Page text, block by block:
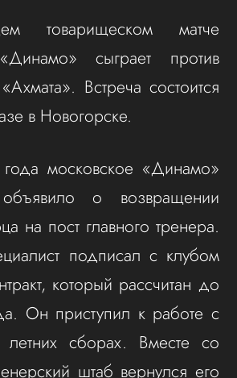
товарищеском матче
сыграет против
Встреча состоится
в Новогорске.
московское «Динамо»
о возвращении
на пост главного тренера.
подписал с клубом
который рассчитан до
Он приступил к работе с
сборах. Вместе со
штаб вернулся его